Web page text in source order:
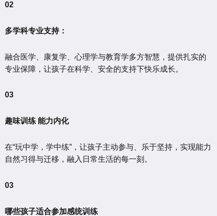
02
多学科专业支持：
融合医学、康复学、心理学与教育学多方智慧，提供扎实的
专业保障，让孩子在科学、安全的支持下快乐成长。
03
趣味训练 能力内化
在“玩中学，学中练”，让孩子主动参与、乐于坚持，实现能力
自然习得与迁移，融入日常生活的每一刻。
03
哪些孩子适合参加感统训练